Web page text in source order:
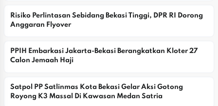
Risiko Perlintasan Sebidang Bekasi Tinggi, DPR RI Dorong
Anggaran Flyover
PPIH Embarkasi Jakarta-Bekasi Berangkatkan Kloter 27
Calon Jemaah Haji
Satpol PP Satlinmas Kota Bekasi Gelar Aksi Gotong
Royong K3 Massal Di Kawasan Medan Satria